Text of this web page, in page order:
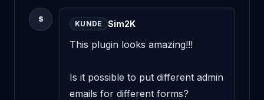
S
KUNDE Sim2K
This plugin looks amazing!!!
Is it possible to put different admin
emails for different forms?